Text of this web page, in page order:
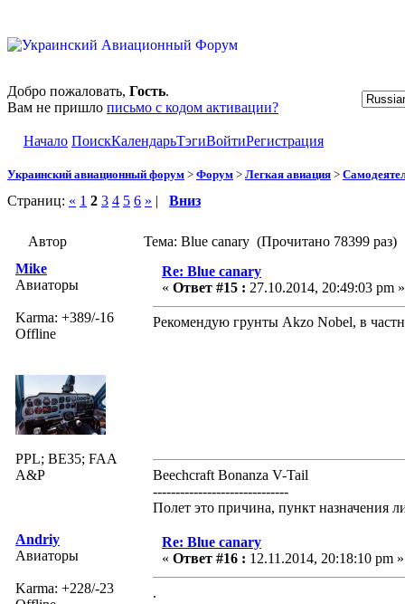
Добро пожаловать, Гость.
Вам не пришло письмо с кодом активации?
Начало ПоискКалендарьТэгиВойтиРегистрация
Украинский авиационный форум > Форум > Легкая авиация >
Страниц: « 1 2 3 4 5 6 » | Вниз
Автор
Тема: Blue canary (Прочитано 78399 раз)
Mike
Авиаторы
Karma: +389/-16
Offline
PPL; BE35; FAA
A&P
Re: Blue canary
« Ответ #15 : 27.10.2014, 20:49:03 pm »
Рекомендую грунты Akzo Nobel, в
Beechcraft Bonanza V-Tail
------------------------------
Полет это причина, пункт назначения
Andriy
Авиаторы
Karma: +228/-23
Re: Blue canary
« Ответ #16 : 12.11.2014, 20:18:10 pm »
.